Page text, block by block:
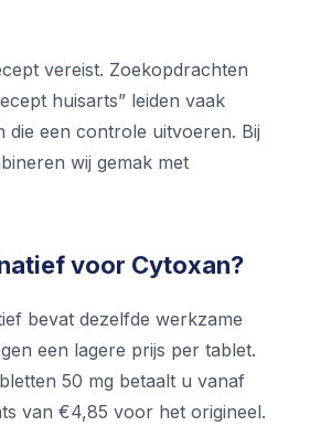
vereist. Zoekopdrachten
huisarts” leiden vaak
die een controle uitvoeren. Bij
wij gemak met
voor Cytoxan?
bevat dezelfde werkzame
een lagere prijs per tablet.
50 mg betaalt u vanaf
van €4,85 voor het origineel.